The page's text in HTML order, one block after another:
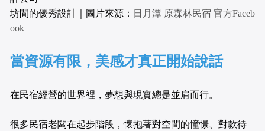
坊間的優秀設計｜圖片來源： 日月潭 原森林民宿 官方Faceb
ook
當資源有限，美感才真正開始說話
在民宿經營的世界裡，夢想與現實總是並肩而行。
很多民宿老闆在起步階段，懷抱著對空間的憧憬、對款待